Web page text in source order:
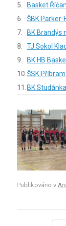
5.
Basket
6.
ŠBK Parker-
7.
BK Brandýs
8.
TJ Sokol
9.
BK HB
10. ŠSK
11.
BK
Publikováno v